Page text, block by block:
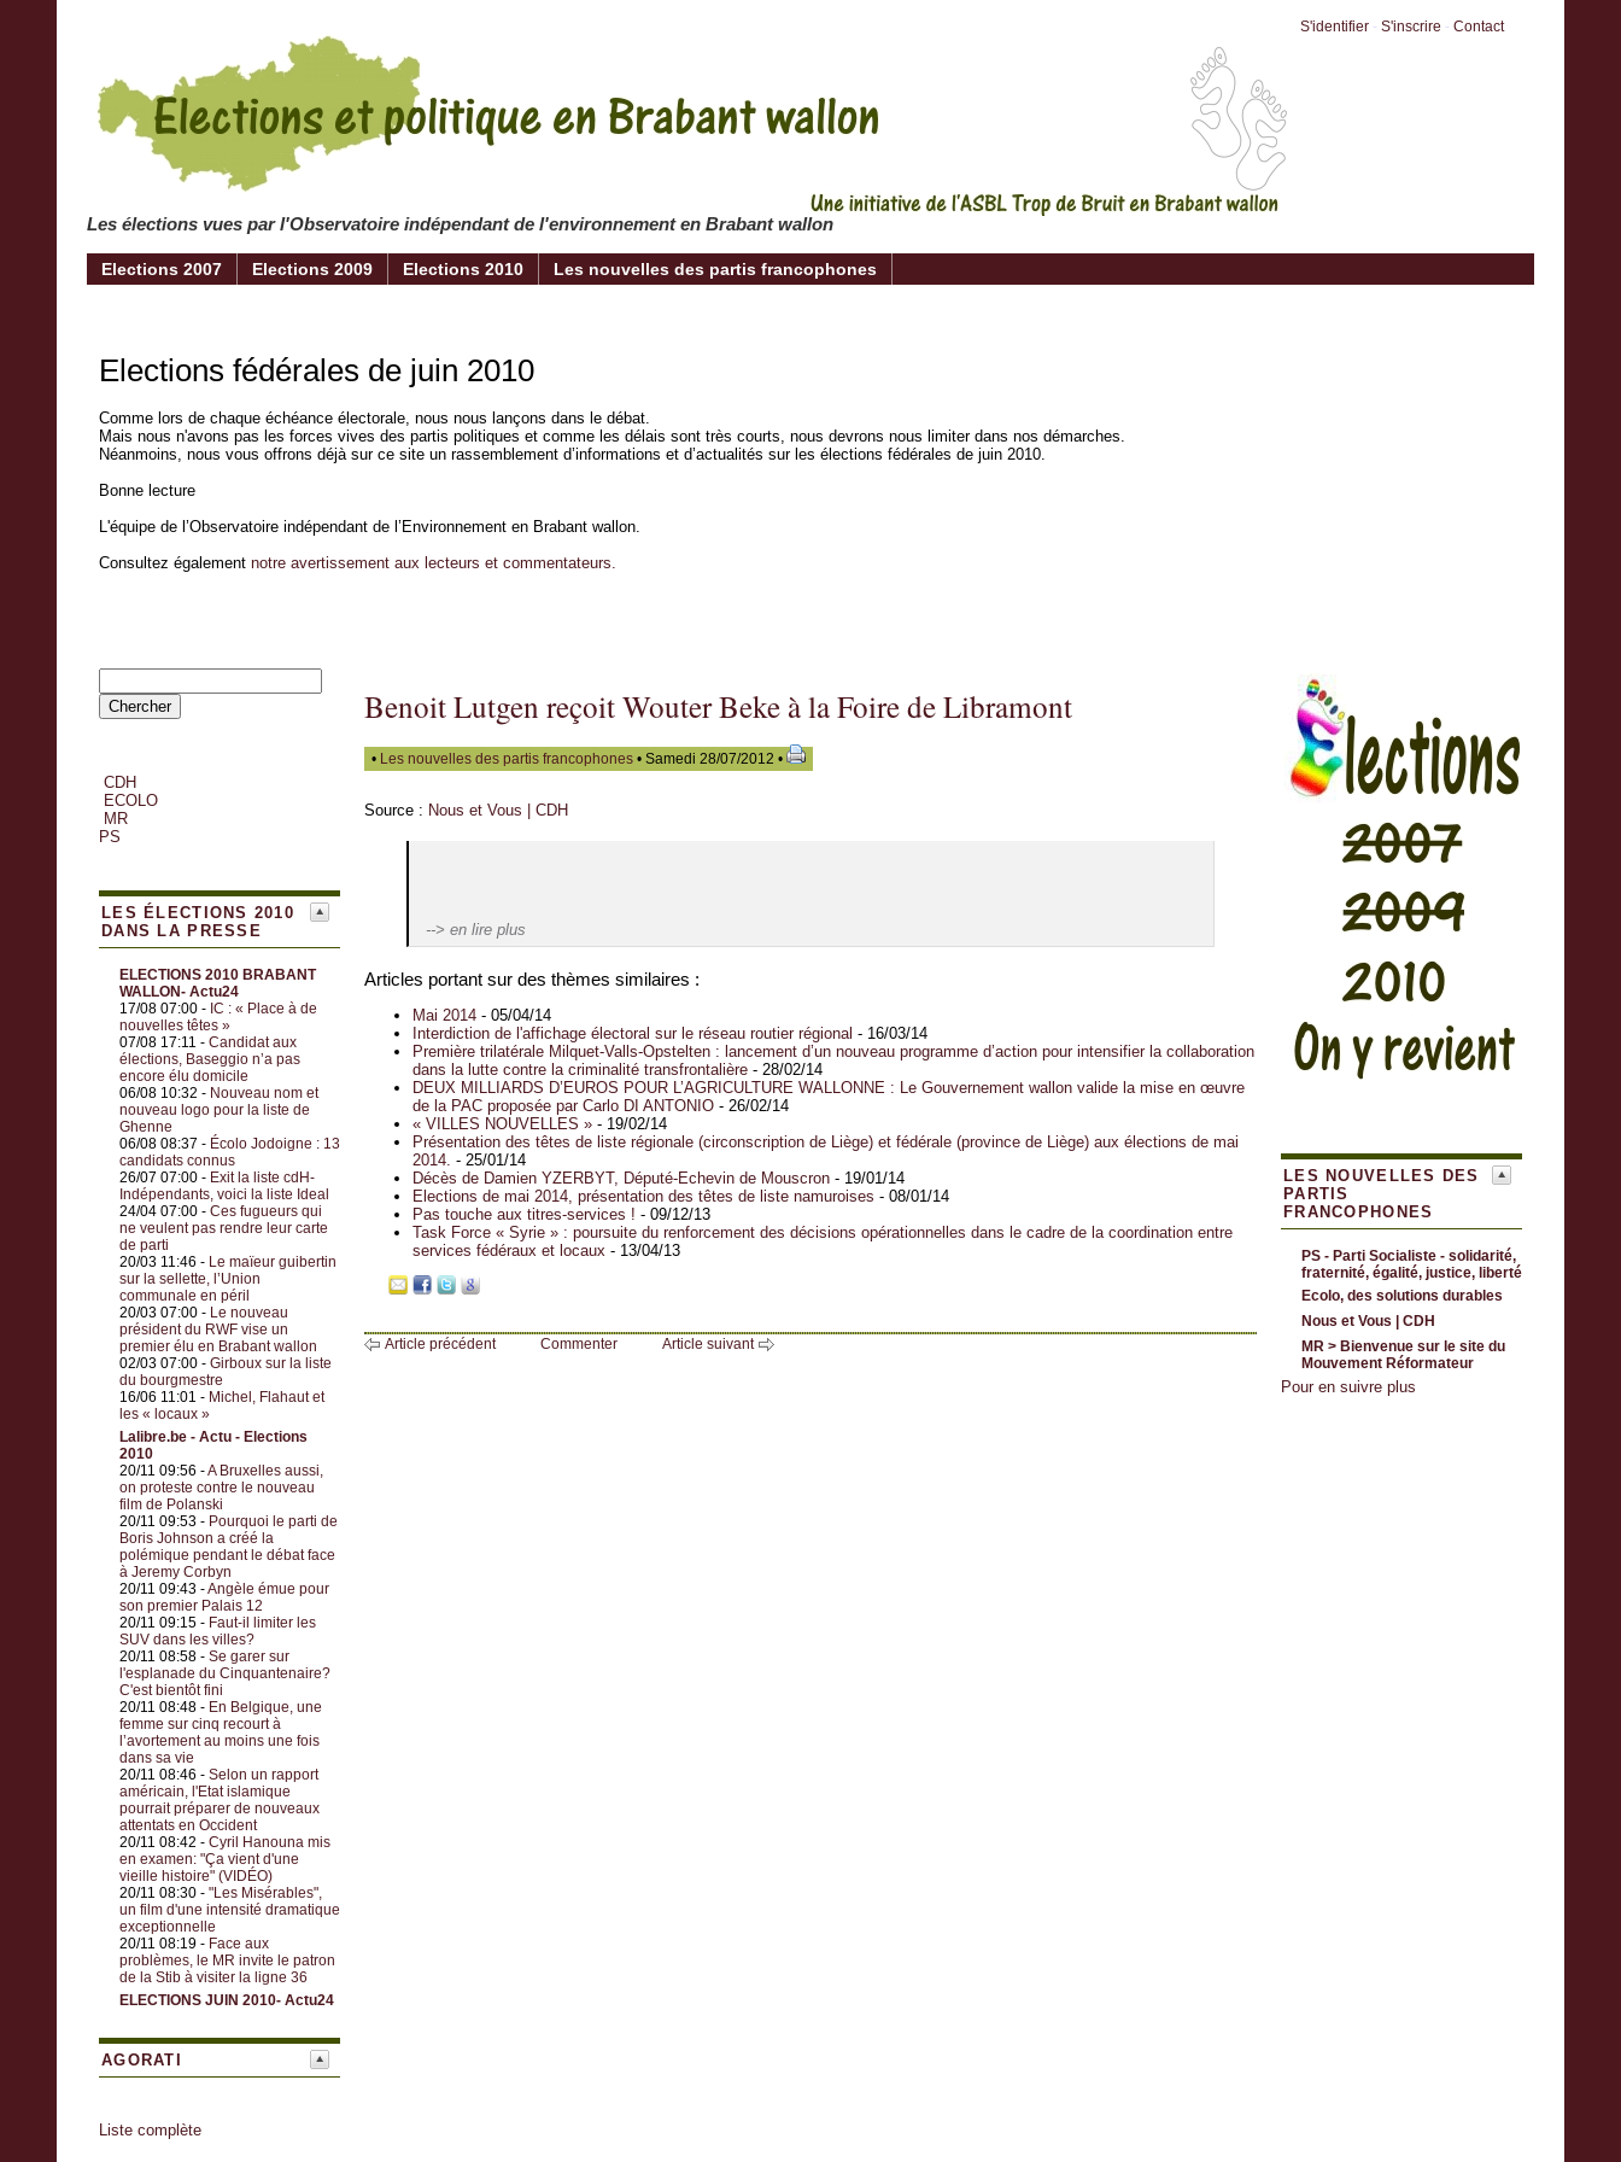
S'identifier - S'inscrire - Contact
Les élections vues par l'Observatoire indépendant de l'environnement en Brabant wallon
Elections 2007 Elections 2009 Elections 2010 Les nouvelles des partis francophones
Elections fédérales de juin 2010
Comme lors de chaque échéance électorale, nous nous lançons dans le débat.
Mais nous n'avons pas les forces vives des partis politiques et comme les délais sont très courts, nous devrons nous limiter dans nos démarches.
Néanmoins, nous vous offrons déjà sur ce site un rassemblement d’informations et d’actualités sur les élections fédérales de juin 2010.
Bonne lecture
L'équipe de l’Observatoire indépendant de l’Environnement en Brabant wallon.
Consultez également notre avertissement aux lecteurs et commentateurs.
CDH
ECOLO
MR
PS
LES ÉLECTIONS 2010
DANS LA PRESSE
ELECTIONS 2010 BRABANT
WALLON- Actu24
17/08 07:00 - IC : « Place à de
nouvelles têtes »
07/08 17:11 - Candidat aux
élections, Baseggio n’a pas
encore élu domicile
06/08 10:32 - Nouveau nom et
nouveau logo pour la liste de
Ghenne
06/08 08:37 - Écolo Jodoigne : 13
candidats connus
26/07 07:00 - Exit la liste cdH-
Indépendants, voici la liste Ideal
24/04 07:00 - Ces fugueurs qui
ne veulent pas rendre leur carte
de parti
20/03 11:46 - Le maïeur guibertin
sur la sellette, l’Union
communale en péril
20/03 07:00 - Le nouveau
président du RWF vise un
premier élu en Brabant wallon
02/03 07:00 - Girboux sur la liste
du bourgmestre
16/06 11:01 - Michel, Flahaut et
les « locaux »
Lalibre.be - Actu - Elections
2010
20/11 09:56 -A Bruxelles aussi,
on proteste contre le nouveau
film de Polanski
20/11 09:53 - Pourquoi le parti de
Boris Johnson a créé la
polémique pendant le débat face
à Jeremy Corbyn
20/11 09:43 -Angèle émue pour
son premier Palais 12
20/11 09:15 - Faut-il limiter les
SUV dans les villes?
20/11 08:58 - Se garer sur
l'esplanade du Cinquantenaire?
C'est bientôt fini
20/11 08:48 - En Belgique, une
femme sur cinq recourt à
l’avortement au moins une fois
dans sa vie
20/11 08:46 - Selon un rapport
américain, l'Etat islamique
pourrait préparer de nouveaux
attentats en Occident
20/11 08:42 - Cyril Hanouna mis
en examen: "Ça vient d'une
vieille histoire" (VIDÉO)
20/11 08:30 - "Les Misérables",
un film d'une intensité dramatique
exceptionnelle
20/11 08:19 - Face aux
problèmes, le MR invite le patron
de la Stib à visiter la ligne 36
ELECTIONS JUIN 2010- Actu24
AGORATI
Liste complète
Benoit Lutgen reçoit Wouter Beke à la Foire de Libramont
• Les nouvelles des partis francophones • Samedi 28/07/2012 •
Source : Nous et Vous | CDH
--> en lire plus
Articles portant sur des thèmes similaires :
Mai 2014 - 05/04/14
Interdiction de l'affichage électoral sur le réseau routier régional - 16/03/14
Première trilatérale Milquet-Valls-Opstelten : lancement d’un nouveau programme d’action pour intensifier la collaboration
dans la lutte contre la criminalité transfrontalière - 28/02/14
DEUX MILLIARDS D’EUROS POUR L’AGRICULTURE WALLONNE : Le Gouvernement wallon valide la mise en œuvre
de la PAC proposée par Carlo DI ANTONIO - 26/02/14
« VILLES NOUVELLES » - 19/02/14
Présentation des têtes de liste régionale (circonscription de Liège) et fédérale (province de Liège) aux élections de mai
2014. - 25/01/14
Décès de Damien YZERBYT, Député-Echevin de Mouscron - 19/01/14
Elections de mai 2014, présentation des têtes de liste namuroises - 08/01/14
Pas touche aux titres-services ! - 09/12/13
Task Force « Syrie » : poursuite du renforcement des décisions opérationnelles dans le cadre de la coordination entre
services fédéraux et locaux - 13/04/13
Article précédent Commenter Article suivant
LES NOUVELLES DES
PARTIS
FRANCOPHONES
PS - Parti Socialiste - solidarité,
fraternité, égalité, justice, liberté
Ecolo, des solutions durables
Nous et Vous | CDH
MR > Bienvenue sur le site du
Mouvement Réformateur
Pour en suivre plus